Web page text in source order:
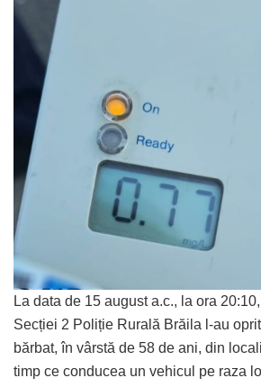
La data de 15 august a.c., la ora
Secției 2 Poliție Rurală Brăila l-au
bărbat, în vârstă de 58 de ani, din
timp ce conducea un vehicul pe raza